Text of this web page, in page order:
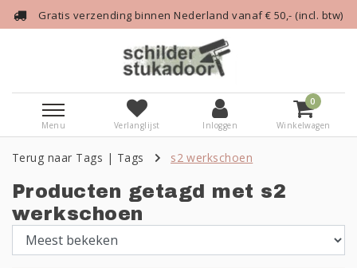
Gratis verzending binnen Nederland vanaf € 50,- (incl. btw)
Menu Verlanglijst Inloggen
0
Winkelwagen
Terug naar Tags | Tags s2 werkschoen
Producten getagd met s2
werkschoen